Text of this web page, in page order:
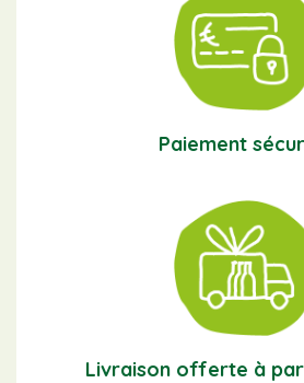
Paiement
Livraison offerte à